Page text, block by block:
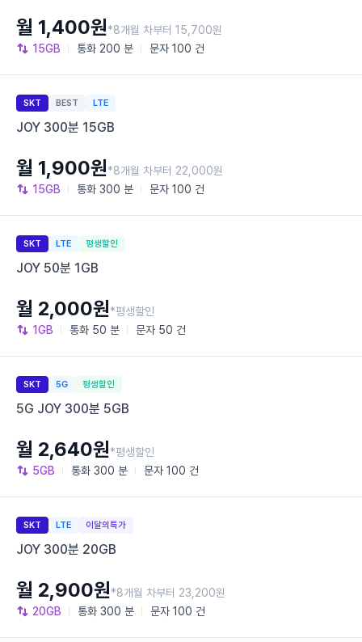
15GB 통화 200 분 문자 100 건
월 1,400원*8개월 차부터 15,700원
SKT BEST LTE
JOY 300분 15GB
15GB 통화 300 분 문자 100 건
월 1,900원*8개월 차부터 22,000원
SKT LTE 평생할인
JOY 50분 1GB
1GB 통화 50 분 문자 50 건
월 2,000원*평생할인
SKT 5G 평생할인
5G JOY 300분 5GB
5GB 통화 300 분 문자 100 건
월 2,640원*평생할인
SKT LTE 이달의특가
JOY 300분 20GB
20GB 통화 300 분 문자 100 건
월 2,900원*8개월 차부터 23,200원